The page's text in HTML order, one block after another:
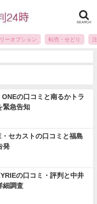
SEARCH
ーオプション 転売・せどり
ONEの口コミと南るかトラ
緊急告知
・セカストの口コミと福島
発
の口コミ・評判と中井
細調査